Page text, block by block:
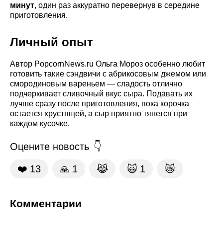
минут, один раз аккуратно перевернув в середине
приготовления.
Личный опыт
Автор PopcornNews.ru Ольга Мороз особенно любит
готовить такие сэндвичи с абрикосовым джемом или
смородиновым вареньем — сладость отлично
подчеркивает сливочный вкус сыра. Подавать их
лучше сразу после приготовления, пока корочка
остается хрустящей, а сыр приятно тянется при
каждом кусочке.
Оцените новость
❤️ 13 🙏 1 😹 🙀 1 😿
Комментарии